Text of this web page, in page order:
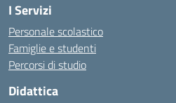
I Servizi
Personale scolastico
Famiglie e studenti
Percorsi di studio
Didattica